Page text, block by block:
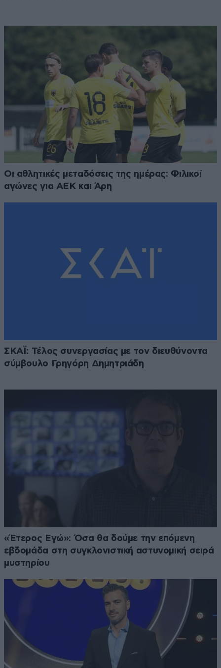
Οι αθλητικές μεταδόσεις της ημέρας: Φιλικοί
αγώνες για ΑΕΚ και Άρη
ΣΚΑΪ: Τέλος συνεργασίας με τον διευθύνοντα
σύμβουλο Γρηγόρη Δημητριάδη
«Έτερος Εγώ»: Όσα θα δούμε την επόμενη
εβδομάδα στη συγκλονιστική αστυνομική σειρά
μυστηρίου